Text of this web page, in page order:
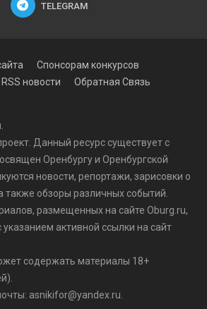
TELEGRAM
Спонсорам конкурсов
RSS новости
Обратная Связь
Данный ресурс существует с
Оренбургу и Оренбургской
новости, репортажи, зарисовки о
также обзоры различных событий.
размещенных на сайте Oburg.ru,
указанием активной ссылки на сайт
содержать материалы 18+
asnikifor@yandex.ru.